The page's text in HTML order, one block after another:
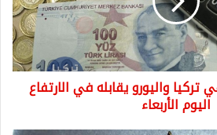
تركيا واليورو يقابله في الارتفاع
اليوم الأربعاء